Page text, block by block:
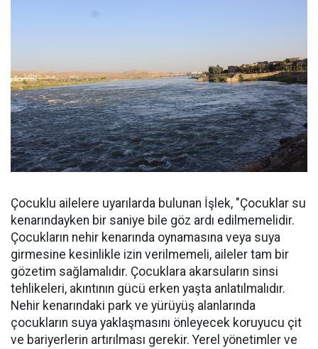
Çocuklu ailelere uyarılarda bulunan İşlek, "Çocuklar su
kenarındayken bir saniye bile göz ardı edilmemelidir.
Çocukların nehir kenarında oynamasına veya suya
girmesine kesinlikle izin verilmemeli, aileler tam bir
gözetim sağlamalıdır. Çocuklara akarsuların sinsi
tehlikeleri, akıntının gücü erken yaşta anlatılmalıdır.
Nehir kenarındaki park ve yürüyüş alanlarında
çocukların suya yaklaşmasını önleyecek koruyucu çit
ve bariyerlerin artırılması gerekir. Yerel yönetimler ve